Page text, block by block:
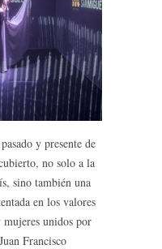
y presente de
no solo a la
sino también una
en los valores
unidos por
Francisco